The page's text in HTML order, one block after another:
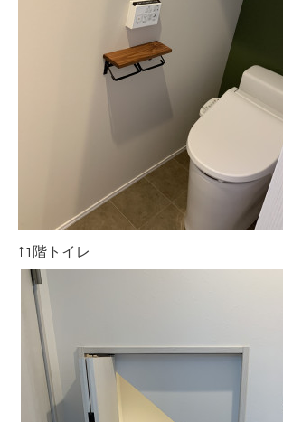
↑1階トイレ